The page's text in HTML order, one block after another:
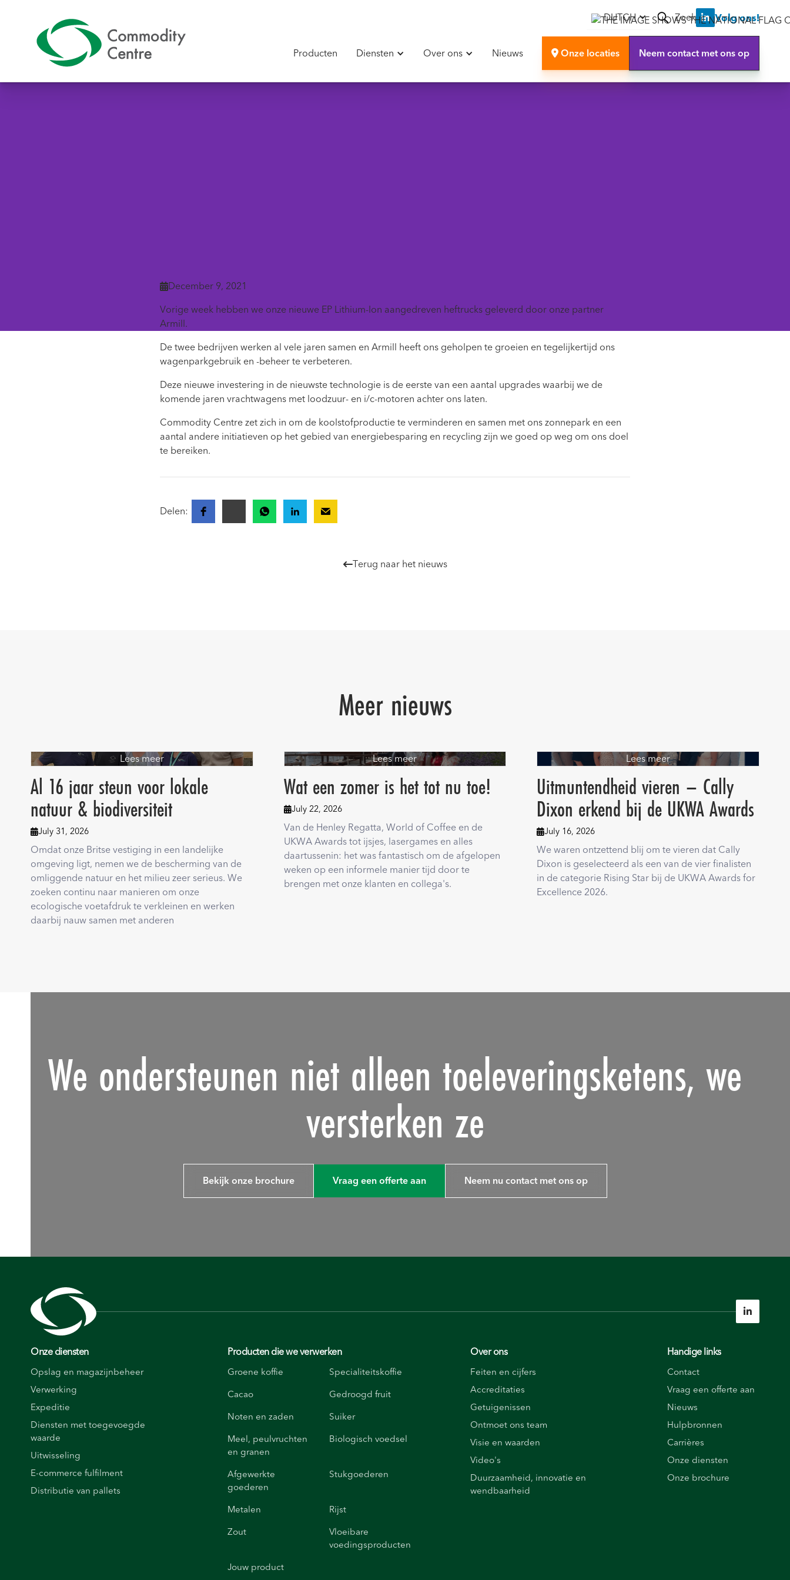
DUTCH Zoek  Volg ons!
Producten Diensten Over ons Nieuws  Onze locaties Neem contact met ons op
December 9, 2021
Vorige week hebben we onze nieuwe EP Lithium-Ion aangedreven heftrucks geleverd door onze partner
Armill.
De twee bedrijven werken al vele jaren samen en Armill heeft ons geholpen te groeien en tegelijkertijd ons
wagenparkgebruik en -beheer te verbeteren.
Deze nieuwe investering in de nieuwste technologie is de eerste van een aantal upgrades waarbij we de
komende jaren vrachtwagens met loodzuur- en i/c-motoren achter ons laten.
Commodity Centre zet zich in om de koolstofproductie te verminderen en samen met ons zonnepark en een
aantal andere initiatieven op het gebied van energiebesparing en recycling zijn we goed op weg om ons doel
te bereiken.
Delen:
Terug naar het nieuws
Meer nieuws
Lees meer
Al 16 jaar steun voor lokale
natuur & biodiversiteit
July 31, 2026
Omdat onze Britse vestiging in een landelijke
omgeving ligt, nemen we de bescherming van de
omliggende natuur en het milieu zeer serieus. We
zoeken continu naar manieren om onze
ecologische voetafdruk te verkleinen en werken
daarbij nauw samen met anderen
Lees meer
Wat een zomer is het tot nu toe!
July 22, 2026
Van de Henley Regatta, World of Coffee en de
UKWA Awards tot ijsjes, lasergames en alles
daartussenin: het was fantastisch om de afgelopen
weken op een informele manier tijd door te
brengen met onze klanten en collega's.
Lees meer
Uitmuntendheid vieren – Cally
Dixon erkend bij de UKWA Awards
July 16, 2026
We waren ontzettend blij om te vieren dat Cally
Dixon is geselecteerd als een van de vier finalisten
in de categorie Rising Star bij de UKWA Awards for
Excellence 2026.
We ondersteunen niet alleen toeleveringsketens, we
versterken ze
Bekijk onze brochure Vraag een offerte aan Neem nu contact met ons op

Onze diensten
Opslag en magazijnbeheer
Verwerking
Expeditie
Diensten met toegevoegde
waarde
Uitwisseling
E-commerce fulfilment
Distributie van pallets
Producten die we verwerken
Groene koffie
Specialiteitskoffie
Cacao
Gedroogd fruit
Noten en zaden
Suiker
Meel, peulvruchten
en granen
Biologisch voedsel
Afgewerkte
goederen
Stukgoederen
Metalen
Rijst
Zout
Vloeibare
voedingsproducten
Jouw product
Over ons
Feiten en cijfers
Accreditaties
Getuigenissen
Ontmoet ons team
Visie en waarden
Video's
Duurzaamheid, innovatie en
wendbaarheid
Handige links
Contact
Vraag een offerte aan
Nieuws
Hulpbronnen
Carrières
Onze diensten
Onze brochure